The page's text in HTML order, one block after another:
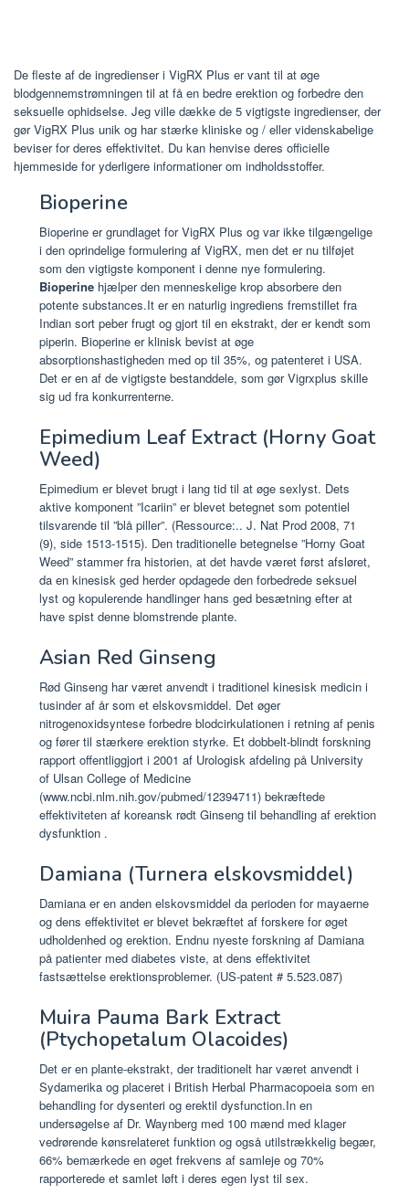
De fleste af de ingredienser i VigRX Plus er vant til at øge
blodgennemstrømningen til at få en bedre erektion og forbedre den
seksuelle ophidselse. Jeg ville dække de 5 vigtigste ingredienser, der
gør VigRX Plus unik og har stærke kliniske og / eller videnskabelige
beviser for deres effektivitet. Du kan henvise deres officielle
hjemmeside for yderligere informationer om indholdsstoffer.
Bioperine
Bioperine er grundlaget for VigRX Plus og var ikke tilgængelige
i den oprindelige formulering af VigRX, men det er nu tilføjet
som den vigtigste komponent i denne nye formulering.
Bioperine hjælper den menneskelige krop absorbere den
potente substances.It er en naturlig ingrediens fremstillet fra
Indian sort peber frugt og gjort til en ekstrakt, der er kendt som
piperin. Bioperine er klinisk bevist at øge
absorptionshastigheden med op til 35%, og patenteret i USA.
Det er en af de vigtigste bestanddele, som gør Vigrxplus skille
sig ud fra konkurrenterne.
Epimedium Leaf Extract (Horny Goat
Weed)
Epimedium er blevet brugt i lang tid til at øge sexlyst. Dets
aktive komponent ”Icariin” er blevet betegnet som potentiel
tilsvarende til ”blå piller”. (Ressource:.. J. Nat Prod 2008, 71
(9), side 1513-1515). Den traditionelle betegnelse ”Horny Goat
Weed” stammer fra historien, at det havde været først afsløret,
da en kinesisk ged herder opdagede den forbedrede seksuel
lyst og kopulerende handlinger hans ged besætning efter at
have spist denne blomstrende plante.
Asian Red Ginseng
Rød Ginseng har været anvendt i traditionel kinesisk medicin i
tusinder af år som et elskovsmiddel. Det øger
nitrogenoxidsyntese forbedre blodcirkulationen i retning af penis
og fører til stærkere erektion styrke. Et dobbelt-blindt forskning
rapport offentliggjort i 2001 af Urologisk afdeling på University
of Ulsan College of Medicine
(www.ncbi.nlm.nih.gov/pubmed/12394711) bekræftede
effektiviteten af ​​koreansk rødt Ginseng til behandling af erektion
dysfunktion .
Damiana (Turnera elskovsmiddel)
Damiana er en anden elskovsmiddel da perioden for mayaerne
og dens effektivitet er blevet bekræftet af forskere for øget
udholdenhed og erektion. Endnu nyeste forskning af Damiana
på patienter med diabetes viste, at dens effektivitet
fastsættelse erektionsproblemer. (US-patent # 5.523.087)
Muira Pauma Bark Extract
(Ptychopetalum Olacoides)
Det er en plante-ekstrakt, der traditionelt har været anvendt i
Sydamerika og placeret i British Herbal Pharmacopoeia som en
behandling for dysenteri og erektil dysfunction.In en
undersøgelse af Dr. Waynberg med 100 mænd med klager
vedrørende kønsrelateret funktion og også utilstrækkelig begær,
66% bemærkede en øget frekvens af samleje og 70%
rapporterede et samlet løft i deres egen lyst til sex.